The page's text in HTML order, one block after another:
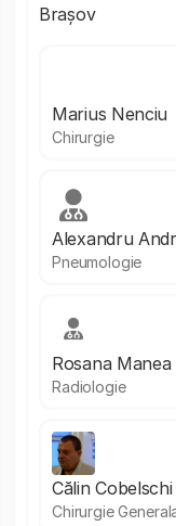
Brașov
Marius Nenciu
Chirurgie
Alexandru
Pneumologie
Rosana Manea
Radiologie
Călin Cobelschi
Chirurgie